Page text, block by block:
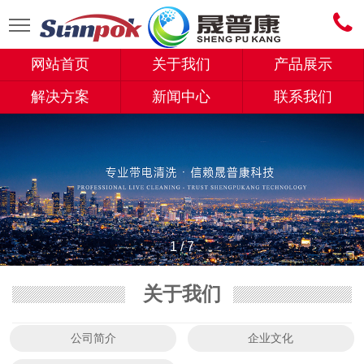
网站首页 关于我们
产品展示
解决方案
新闻中心 联系我们
1/7
关于我们
公司简介 企业文化